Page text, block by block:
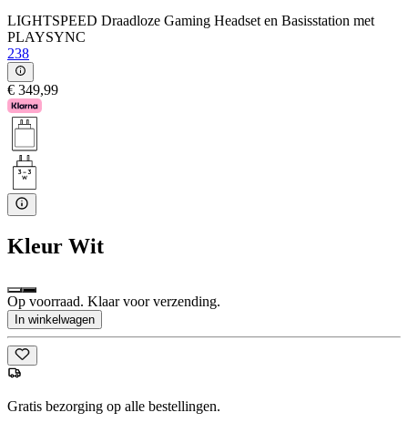
LIGHTSPEED Draadloze Gaming Headset en Basisstation met
PLAYSYNC
238
€ 349,99
Kleur Wit
Op voorraad. Klaar voor verzending.
In winkelwagen
Gratis bezorging op alle bestellingen.